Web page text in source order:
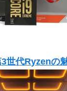
世代Ryzenの